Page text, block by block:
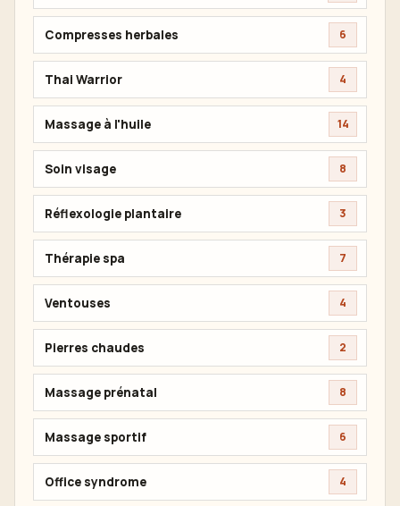
Compresses herbales 6
Thai Warrior 4
Massage à l'huile 14
Soin visage 8
Réflexologie plantaire 3
Thérapie spa 7
Ventouses 4
Pierres chaudes 2
Massage prénatal 8
Massage sportif 6
Office syndrome 4